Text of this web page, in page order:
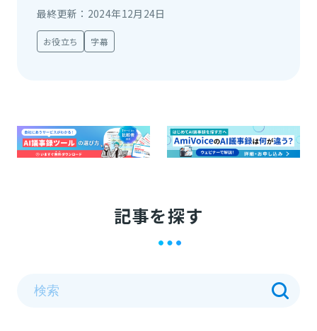
最終更新：2024年12月24日
お役立ち 字幕
記事を探す